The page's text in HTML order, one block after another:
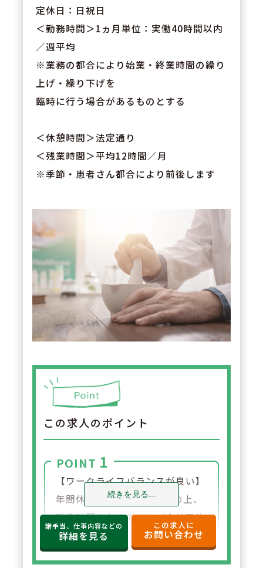
定休日：日祝日
＜勤務時間＞1ヵ月単位：実働40時間以内
／週平均
※業務の都合により始業・終業時間の繰り
上げ・繰り下げを
臨時に行う場合があるものとする
＜休憩時間＞法定通り
＜残業時間＞平均12時間／月
※季節・患者さん都合により前後します
この求人のポイント
POINT 1
【ワークライフバランスが良い】
年間休日120日と多く、その上、
残業時間少なめです！（全社平均
で月単位での残業時間が12時間）
平均勤続年数も9年と長く続ける
続きを見る...
諸手当、仕事内容などの
詳細を見る
この求人に
お問い合わせ